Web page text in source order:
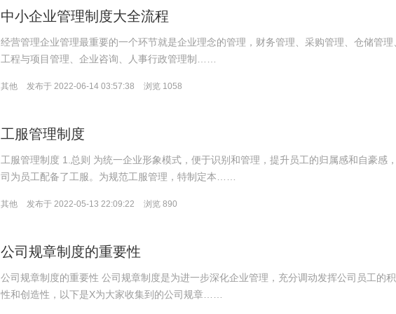
中小企业管理制度大全流程
经营管理企业管理最重要的一个环节就是企业理念的管理，财务管理、采购管理、仓储管理
工程与项目管理、企业咨询、人事行政管理制……
其他 发布于 2022-06-14 03:57:38 浏览 1058
工服管理制度
工服管理制度 1.总则 为统一企业形象模式，便于识别和管理，提升员工的归属感和自豪感
司为员工配备了工服。为规范工服管理，特制定本……
其他 发布于 2022-05-13 22:09:22 浏览 890
公司规章制度的重要性
公司规章制度的重要性 公司规章制度是为进一步深化企业管理，充分调动发挥公司员工的
性和创造性，以下是X为大家收集到的公司规章……